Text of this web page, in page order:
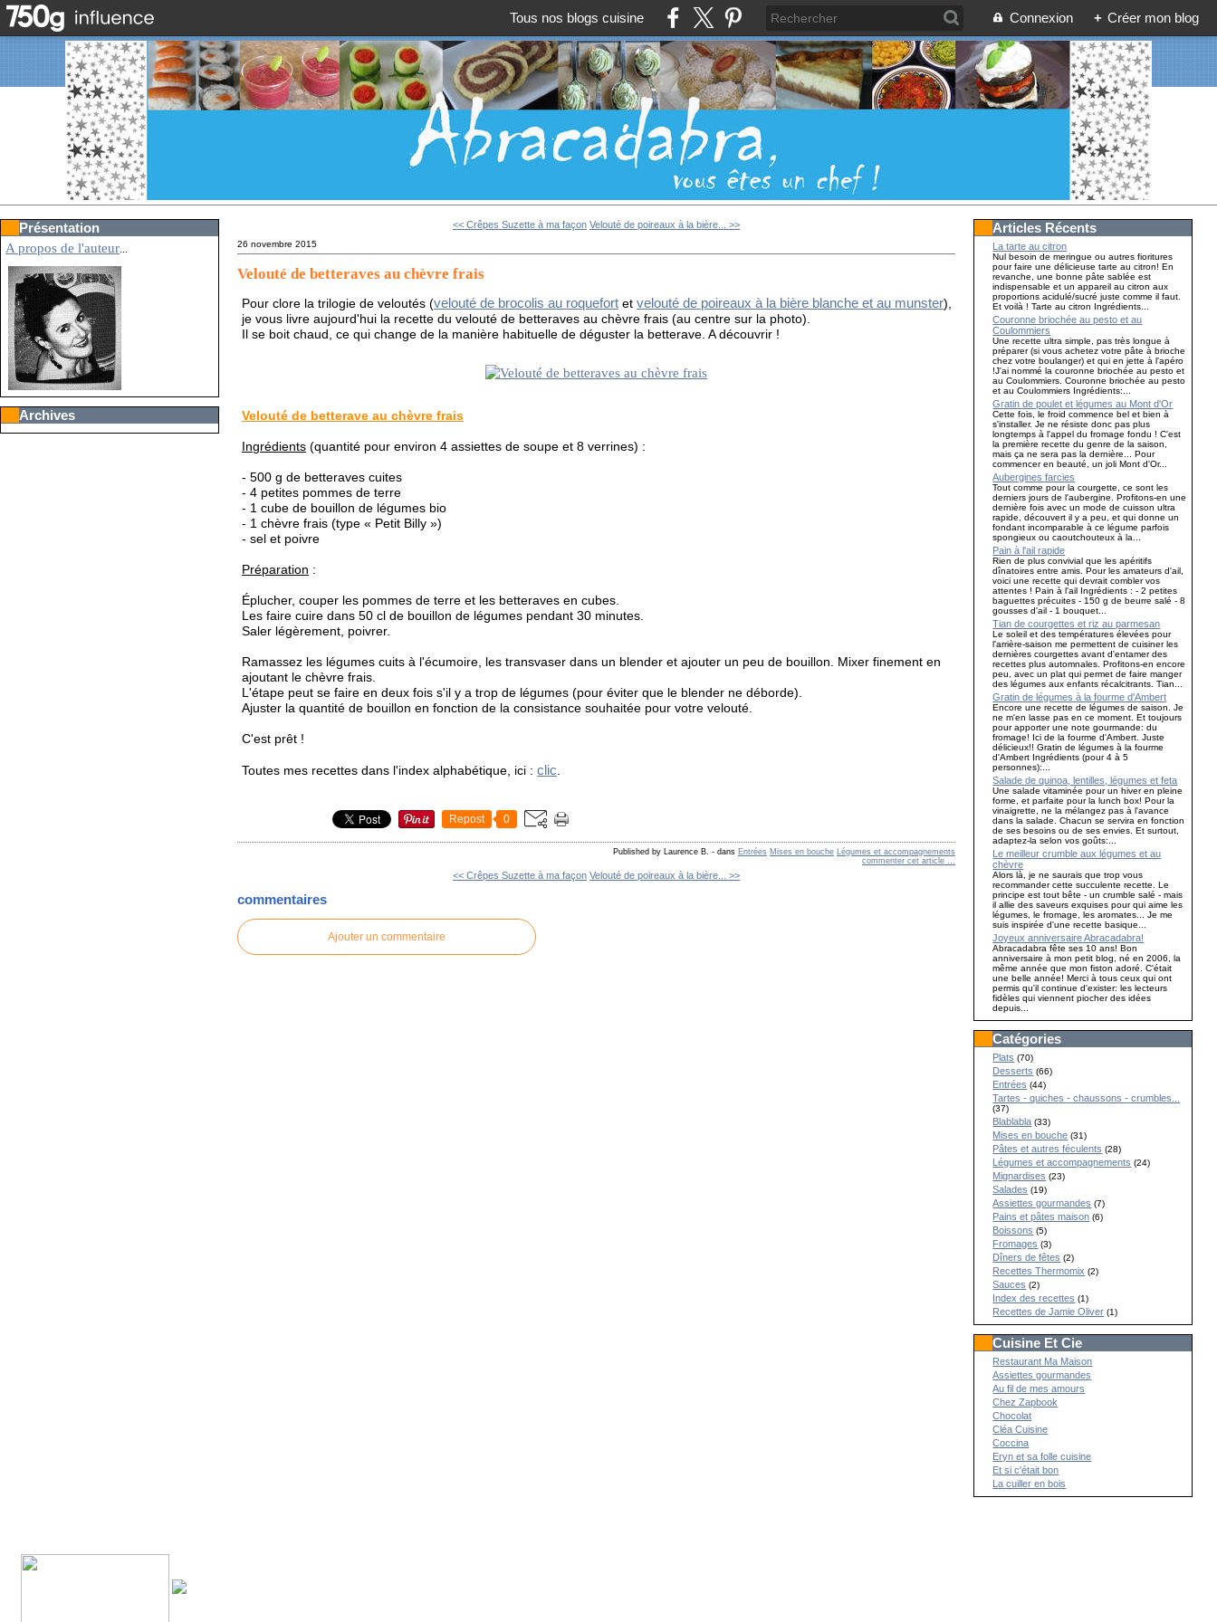
Tous nos blogs cuisine Connexion + Créer mon blog
Présentation
A propos de l'auteur...
Archives
<< Crêpes Suzette à ma façon Velouté de poireaux à la bière... >>
26 novembre 2015
Velouté de betteraves au chèvre frais
Pour clore la trilogie de veloutés (velouté de brocolis au roquefort etvelouté de poireaux à la bière blanche et au munster),
je vous livre aujourd'hui la recette du velouté de betteraves au chèvre frais (au centre sur la photo).
Il se boit chaud, ce qui change de la manière habituelle de déguster la betterave. A découvrir !
Velouté de betterave au chèvre frais
Ingrédients (quantité pour environ 4 assiettes de soupe et 8 verrines) :
- 500 g de betteraves cuites
- 4 petites pommes de terre
- 1 cube de bouillon de légumes bio
- 1 chèvre frais (type « Petit Billy »)
- sel et poivre
Préparation :
Éplucher, couper les pommes de terre et les betteraves en cubes.
Les faire cuire dans 50 cl de bouillon de légumes pendant 30 minutes.
Saler légèrement, poivrer.
Ramassez les légumes cuits à l'écumoire, les transvaser dans un blender et ajouter un peu de bouillon. Mixer finement en
ajoutant le chèvre frais.
L'étape peut se faire en deux fois s'il y a trop de légumes (pour éviter que le blender ne déborde).
Ajuster la quantité de bouillon en fonction de la consistance souhaitée pour votre velouté.
C'est prêt !
Toutes mes recettes dans l'index alphabétique, ici :clic
Repost 0
Published by Laurence B. - dans Entrées Mises en bouche
Légumes et accompagnements
commenter cet article
<< Crêpes Suzette à ma façon Velouté de poireaux à la bière... >>
commentaires
Ajouter un commentaire
Articles Récents
La tarte au citron
Nul besoin de meringue ou autres fioritures
pour faire une délicieuse tarte au citron! En
revanche, une bonne pâte sablée est
indispensable et un appareil au citron aux
proportions acidulé/sucré juste comme il faut.
Et voilà ! Tarte au citron Ingrédients...
Couronne briochée au pesto et au
Coulommiers
Une recette ultra simple, pas très longue à
préparer (si vous achetez votre pâte à brioche
chez votre boulanger) et qui en jette à l'apéro
!J'ai nommé la couronne briochée au pesto et
au Coulommiers. Couronne briochée au pesto
et au Coulommiers Ingrédients:...
Gratin de poulet et légumes au Mont d'Or
Cette fois, le froid commence bel et bien à
s'installer. Je ne résiste donc pas plus
longtemps à l'appel du fromage fondu ! C'est
la première recette du genre de la saison,
mais ça ne sera pas la dernière... Pour
commencer en beauté, un joli Mont d'Or...
Aubergines farcies
Tout comme pour la courgette, ce sont les
derniers jours de l'aubergine. Profitons-en une
dernière fois avec un mode de cuisson ultra
rapide, découvert il y a peu, et qui donne un
fondant incomparable à ce légume parfois
spongieux ou caoutchouteux à la...
Pain à l'ail rapide
Rien de plus convivial que les apéritifs
dînatoires entre amis. Pour les amateurs d'ail,
voici une recette qui devrait combler vos
attentes ! Pain à l'ail Ingrédients : - 2 petites
baguettes précuites - 150 g de beurre salé - 8
gousses d'ail - 1 bouquet...
Tian de courgettes et riz au parmesan
Le soleil et des températures élevées pour
l'arrière-saison me permettent de cuisiner les
dernières courgettes avant d'entamer des
recettes plus automnales. Profitons-en encore
peu, avec un plat qui permet de faire manger
des légumes aux enfants récalcitrants. Tian...
Gratin de légumes à la fourme d'Ambert
Encore une recette de légumes de saison. Je
ne m'en lasse pas en ce moment. Et toujours
pour apporter une note gourmande: du
fromage! Ici de la fourme d'Ambert. Juste
délicieux!! Gratin de légumes à la fourme
d'Ambert Ingrédients (pour 4 à 5
personnes):...
Salade de quinoa, lentilles, légumes et feta
Une salade vitaminée pour un hiver en pleine
forme, et parfaite pour la lunch box! Pour la
vinaigrette, ne la mélangez pas à l'avance
dans la salade. Chacun se servira en fonction
de ses besoins ou de ses envies. Et surtout,
adaptez-la selon vos goûts:...
Le meilleur crumble aux légumes et au
chèvre
Alors là, je ne saurais que trop vous
recommander cette succulente recette. Le
principe est tout bête - un crumble salé - mais
il allie des saveurs exquises pour qui aime les
légumes, le fromage, les aromates... Je me
suis inspirée d'une recette basique...
Joyeux anniversaire Abracadabra!
Abracadabra fête ses 10 ans! Bon
anniversaire à mon petit blog, né en 2006, la
même année que mon fiston adoré. C'était
une belle année! Merci à tous ceux qui ont
permis qu'il continue d'exister: les lecteurs
fidèles qui viennent piocher des idées
depuis...
Catégories
Plats (70)
Desserts (66)
Entrées (44)
Tartes - quiches - chaussons - crumbles...
(37)
Blablabla (33)
Mises en bouche (31)
Pâtes et autres féculents (28)
Légumes et accompagnements (24)
Mignardises (23)
Salades (19)
Assiettes gourmandes (7)
Pains et pâtes maison (6)
Boissons (5)
Fromages (3)
Dîners de fêtes (2)
Recettes Thermomix (2)
Sauces (2)
Index des recettes (1)
Recettes de Jamie Oliver (1)
Cuisine Et Cie
Restaurant Ma Maison
Assiettes gourmandes
Au fil de mes amours
Chez Zapbook
Chocolat
Cléa Cuisine
Coccina
Eryn et sa folle cuisine
Et si c'était bon
La cuiller en bois